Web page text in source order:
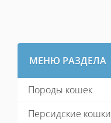
МЕНЮ РАЗДЕЛА
Породы кошек
Персидские кошки